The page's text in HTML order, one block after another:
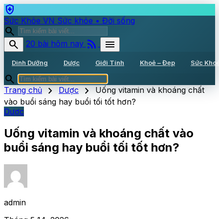
health_and_safety
Sức Khỏe VN Sức khỏe • Đời sống
search
search
20 bài hôm nay rss_feed menu
Dinh Dưỡng Dược Giới Tính Khoẻ – Đẹp Sức
search
Trang chủ chevron_right Dược chevron_right Uống vitamin và khoáng chất
vào buổi sáng hay buổi tối tốt hơn?
Dược
Uống vitamin và khoáng chất vào
buổi sáng hay buổi tối tốt hơn?
admin